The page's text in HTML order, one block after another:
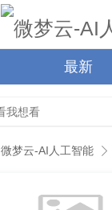
最新
微梦云-AI人工智能